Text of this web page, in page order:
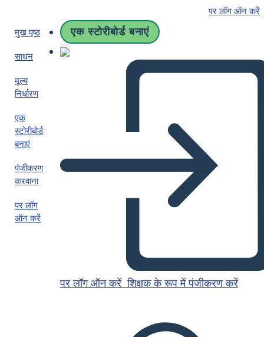
पर लॉग ऑन करें
मुख पृष्ठ
साधन
मूल्य
निर्धारण
एक
स्टोरीबोर्ड
बनाएं
पंजीकरण
करवाना
पर लॉग
ऑन करें
एक स्टोरीबोर्ड बनाएं
पर लॉग ऑन करें शिक्षक के रूप में पंजीकरण करें